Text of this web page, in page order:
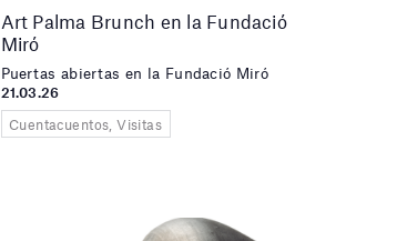
Art Palma Brunch en la Fundació
Miró
Puertas abiertas en la Fundació Miró
21.03.26
Cuentacuentos, Visitas